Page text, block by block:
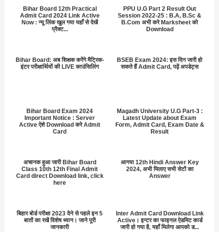
Bihar Board 12th Practical
Admit Card 2024 Link Active
Now : न्यू लिंक खुल गया यहाँ से देखें
प्रैक्ट...
PPU U.G Part 2 Result Out
Session 2022-25 : B.A, B.Sc &
B.Com अभी करे Marksheet को
Download
Bihar Board: अब शिक्षक करेंगे मैट्रिक-
इंटर परीक्षार्थियों की LIVE काउंसिलिंग
BSEB Exam 2024: इस दिन जारी हो
सकते हैं Admit Card, पढ़ें अपडेट्स
Bihar Board Exam 2024
Important Notice : Server
Active ऐशे Download करे Admit
Card
Magadh University U.G Part-3 :
Latest Update about Exam
Form, Admit Card, Exam Date &
Result
अचानक हुआ जारी Bihar Board
Class 10th 12th Final Admit
Card direct Download link, click
here
आगया 12th Hindi Answer Key
2024, अभी मिलाए सभी सेटों का
Answer
बिहार बोर्ड परीक्षा 2023 देने से पहले इन 5
बातों का रखें विशेष ध्यान। जाने पूरी
जानकारी
Inter Admit Card Download Link
Active। इन्टर का फाइनल ऐडमिट कार्ड
जारी हो गया है, यहाँ मिलेगा आपको ड...